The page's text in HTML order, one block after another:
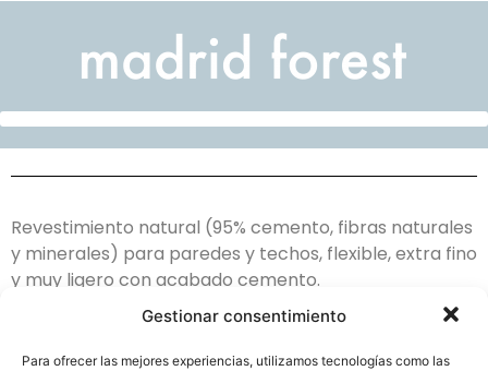
Gestionar consentimiento
Para ofrecer las mejores experiencias, utilizamos tecnologías como las
Revestimiento natural (95% cemento, fibras naturales
y minerales) para paredes y techos, flexible, extra fino
y muy ligero con acabado cemento.
Válido para interior y exterior (gran estabilidad